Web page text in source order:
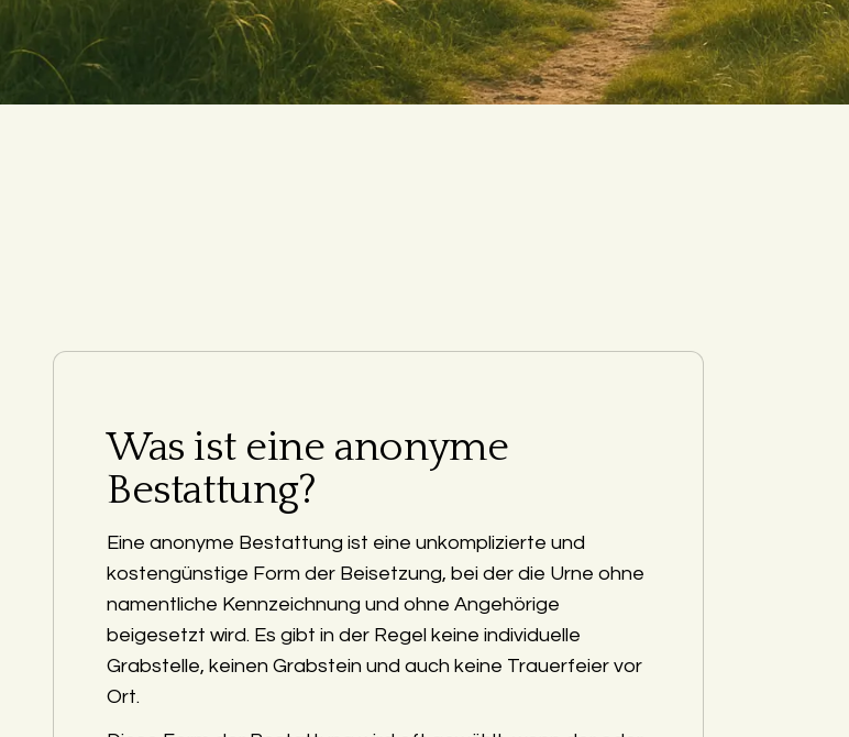
Was ist eine anonyme
Bestattung?
Eine anonyme Bestattung ist eine unkomplizierte und
kostengünstige Form der Beisetzung, bei der die Urne ohne
namentliche Kennzeichnung und ohne Angehörige
beigesetzt wird. Es gibt in der Regel keine individuelle
Grabstelle, keinen Grabstein und auch keine Trauerfeier vor
Ort.